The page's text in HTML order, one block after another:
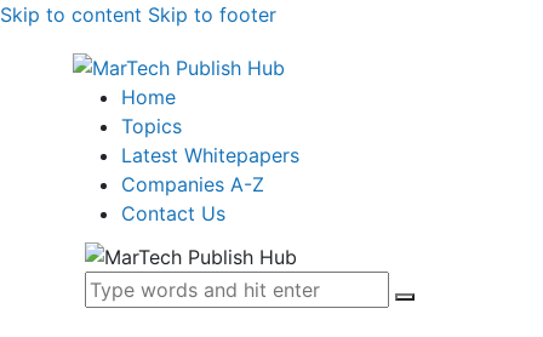
Skip to content Skip to footer
Home
Topics
Latest Whitepapers
Companies A-Z
Contact Us